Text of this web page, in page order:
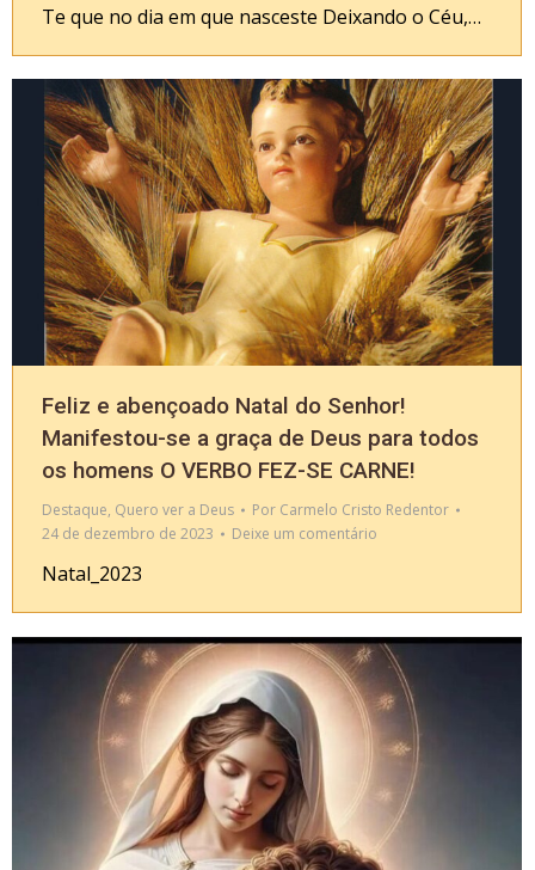
Te que no dia em que nasceste Deixando o Céu,…
Feliz e abençoado Natal do Senhor!
Manifestou-se a graça de Deus para todos
os homens O VERBO FEZ-SE CARNE!
Destaque, Quero ver a Deus Por Carmelo Cristo Redentor
24 de dezembro de 2023
Deixe um comentário
Natal_2023